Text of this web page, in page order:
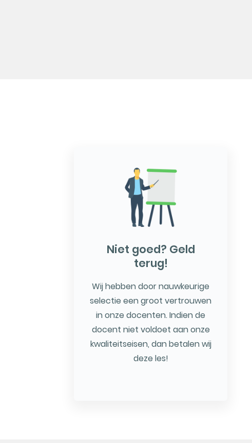
Niet goed? Geld
terug!
Wij hebben door nauwkeurige
selectie een groot vertrouwen
in onze docenten. Indien de
docent niet voldoet aan onze
kwaliteitseisen, dan betalen wij
deze les!